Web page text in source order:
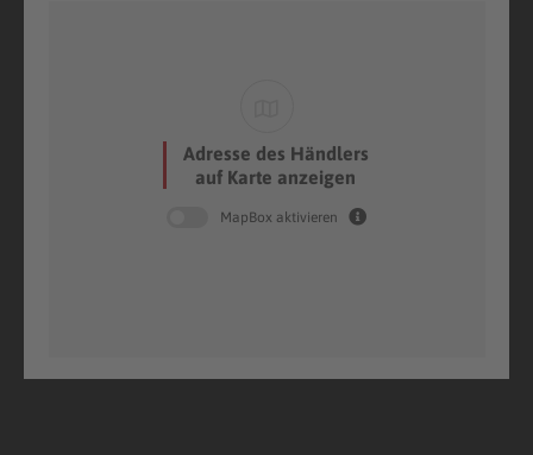
Adresse des Händlers
auf Karte anzeigen
MapBox aktivieren